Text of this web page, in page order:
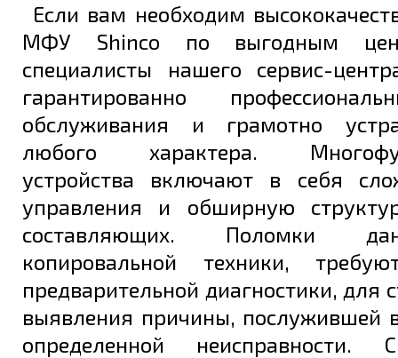
Если вам необходим
МФУ Shinco по выгодным
специалисты нашего сервис-
гарантированно
обслуживания и грамотно
любого характера.
устройства включают в себя
управления и обширную
составляющих. Поломки
копировальной техники,
предварительной диагностики, для
выявления причины, послужившей
определенной неисправности.